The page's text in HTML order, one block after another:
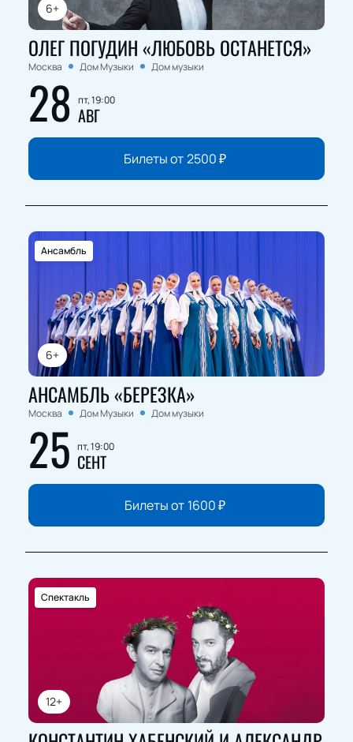
6+
ОЛЕГ ПОГУДИН «ЛЮБОВЬ ОСТАНЕТСЯ»
Москва Дом Музыки Дом музыки
28 пт, 19:00
АВГ
Билеты от2500₽
6+
Ансамбль
АНСАМБЛЬ «БЕРЕЗКА»
Москва Дом Музыки Дом музыки
25 пт, 19:00
СЕНТ
Билеты от 1600₽
12+
Спектакль